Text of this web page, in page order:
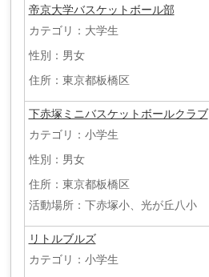
帝京大学バスケットボール部
カテゴリ：大学生
性別：男女
住所：東京都板橋区
下赤塚ミニバスケットボールクラブ
カテゴリ：小学生
性別：男女
住所：東京都板橋区
活動場所：下赤塚小、光が丘八小
リトルブルズ
カテゴリ：小学生